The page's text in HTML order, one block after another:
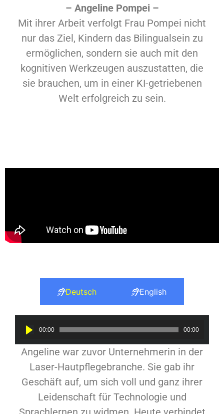
– Angeline Pompei –
Mit ihrer Arbeit verfolgt Frau Pompei nicht
nur das Ziel, Kindern das Bilingualsein zu
ermöglichen, sondern sie auch mit den
kognitiven Werkzeugen auszustatten, die
sie brauchen, um in einer KI-getriebenen
Welt erfolgreich zu sein.
Deutsch English
Audio
Player
00:00 00:00
Angeline war zuvor Unternehmerin in der
Laser-Hautpflegebranche. Sie gab ihr
Geschäft auf, um sich voll und ganz ihrer
Leidenschaft für Technologie und